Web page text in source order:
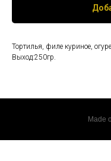
Тортилья, филе куриное,
Выход:250гр.
Made